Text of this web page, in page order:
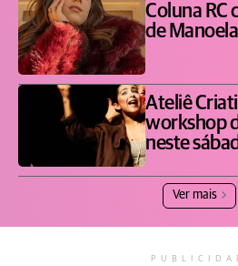
Coluna RC
de
Ateliê
workshop
neste
Ver mais